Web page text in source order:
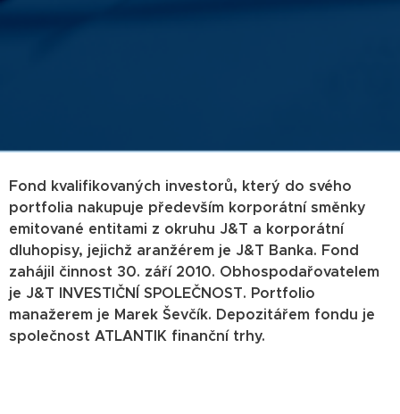
Fond kvalifikovaných investorů, který do svého
portfolia nakupuje především korporátní směnky
emitované entitami z okruhu J&T a korporátní
dluhopisy, jejichž aranžérem je J&T Banka. Fond
zahájil činnost 30. září 2010. Obhospodařovatelem
je J&T INVESTIČNÍ SPOLEČNOST. Portfolio
manažerem je Marek Ševčík. Depozitářem fondu je
společnost ATLANTIK finanční trhy.